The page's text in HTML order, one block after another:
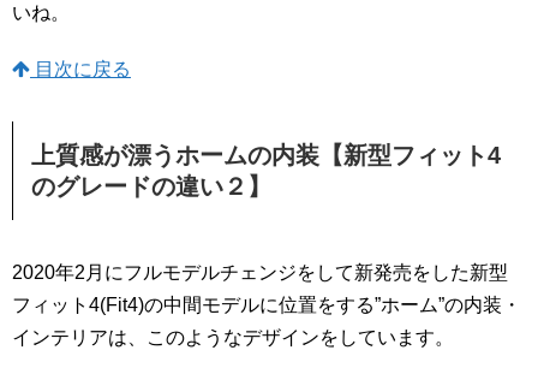
いね。
目次に戻る
上質感が漂うホームの内装【新型フィット4
のグレードの違い２】
2020年2月にフルモデルチェンジをして新発売をした新型
フィット4(Fit4)の中間モデルに位置をする”ホーム”の内装・
インテリアは、このようなデザインをしています。